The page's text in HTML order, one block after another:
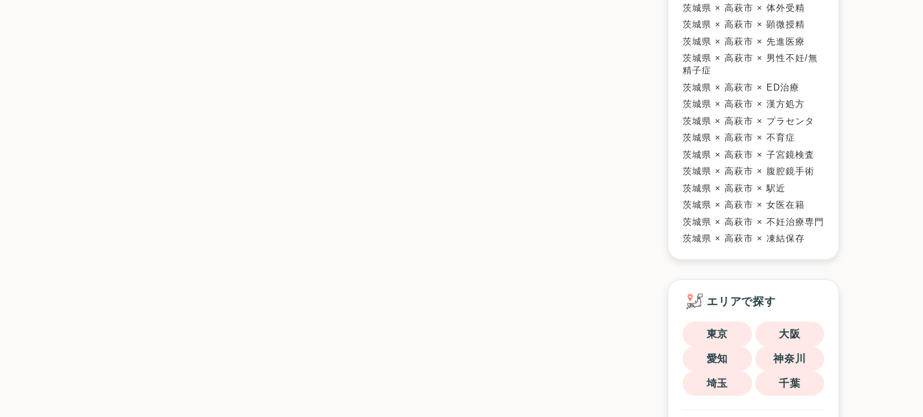
茨城県 × 高萩市 × 体外受精
茨城県 × 高萩市 × 顕微授精
茨城県 × 高萩市 × 先進医療
茨城県 × 高萩市 × 男性不妊/無
精子症
茨城県 × 高萩市 × ED治療
茨城県 × 高萩市 × 漢方処方
茨城県 × 高萩市 × プラセンタ
茨城県 × 高萩市 × 不育症
茨城県 × 高萩市 × 子宮鏡検査
茨城県 × 高萩市 × 腹腔鏡手術
茨城県 × 高萩市 × 駅近
茨城県 × 高萩市 × 女医在籍
茨城県 × 高萩市 × 不妊治療専門
茨城県 × 高萩市 × 凍結保存
エリアで探す
東京 大阪
愛知 神奈川
埼玉 千葉